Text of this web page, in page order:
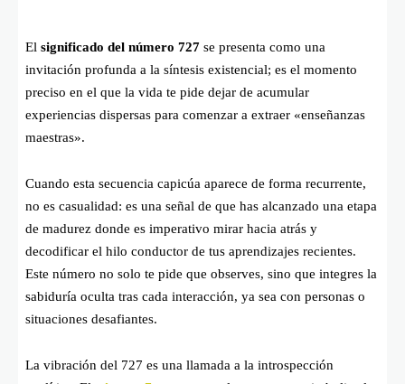
El significado del número 727 se presenta como una
invitación profunda a la síntesis existencial; es el momento
preciso en el que la vida te pide dejar de acumular
experiencias dispersas para comenzar a extraer «enseñanzas
maestras».
Cuando esta secuencia capicúa aparece de forma recurrente,
no es casualidad: es una señal de que has alcanzado una etapa
de madurez donde es imperativo mirar hacia atrás y
decodificar el hilo conductor de tus aprendizajes recientes.
Este número no solo te pide que observes, sino que integres la
sabiduría oculta tras cada interacción, ya sea con personas o
situaciones desafiantes.
La vibración del 727 es una llamada a la introspección